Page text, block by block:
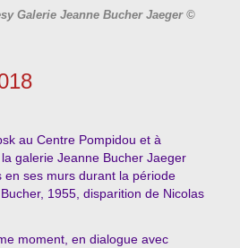
Galerie Jeanne Bucher Jaeger ©
au Centre Pompidou et à
galerie Jeanne Bucher Jaeger
en ses murs durant la période
1955, disparition de Nicolas
moment, en dialogue avec